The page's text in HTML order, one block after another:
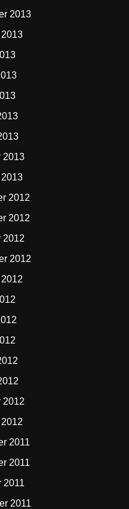
2013
2013
2012
2012
2012
2012
2012
2011
2011
2011
2011